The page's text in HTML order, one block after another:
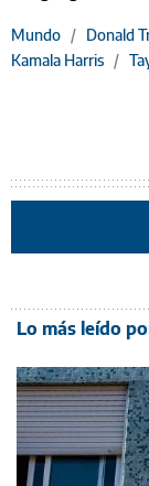
Mundo / Donald
Kamala Harris /
Lo más leído